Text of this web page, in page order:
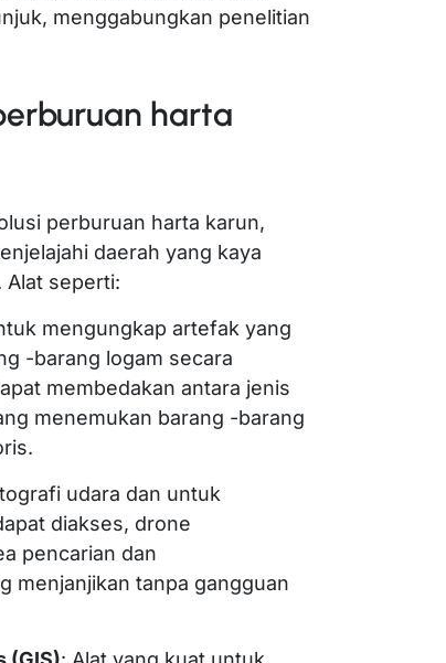
menggabungkan penelitian
harta
perburuan harta karun,
daerah yang kaya
Alat seperti:
mengungkap artefak yang
-barang logam secara
membedakan antara jenis
menemukan barang -barang
udara dan untuk
diakses, drone
pencarian dan
menjanjikan tanpa gangguan